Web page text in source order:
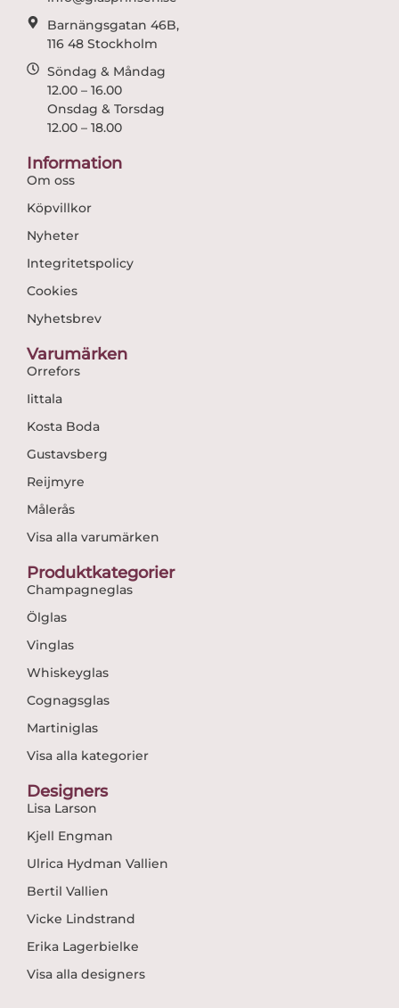
Barnängsgatan 46B,
116 48 Stockholm
Söndag & Måndag
12.00 – 16.00
Onsdag & Torsdag
12.00 – 18.00
Information
Om oss
Köpvillkor
Nyheter
Integritetspolicy
Cookies
Nyhetsbrev
Varumärken
Orrefors
Iittala
Kosta Boda
Gustavsberg
Reijmyre
Målerås
Visa alla varumärken
Produktkategorier
Champagneglas
Ölglas
Vinglas
Whiskeyglas
Cognagsglas
Martiniglas
Visa alla kategorier
Designers
Lisa Larson
Kjell Engman
Ulrica Hydman Vallien
Bertil Vallien
Vicke Lindstrand
Erika Lagerbielke
Visa alla designers